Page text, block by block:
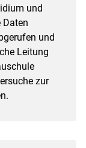
und
Daten
und
Leitung
zur